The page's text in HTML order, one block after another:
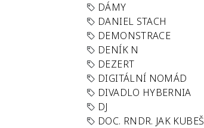
DÁMY
DANIEL STACH
DEMONSTRACE
DENÍK N
DEZERT
DIGITÁLNÍ NOMÁD
DIVADLO HYBERNIA
DJ
DOC. RNDR. JAK KUBEŠ